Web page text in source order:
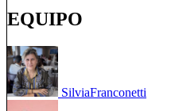
EQUIPO
SilviaFranconetti